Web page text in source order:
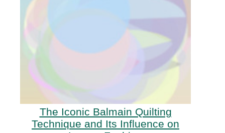
The Iconic Balmain Quilting
Technique and Its Influence on